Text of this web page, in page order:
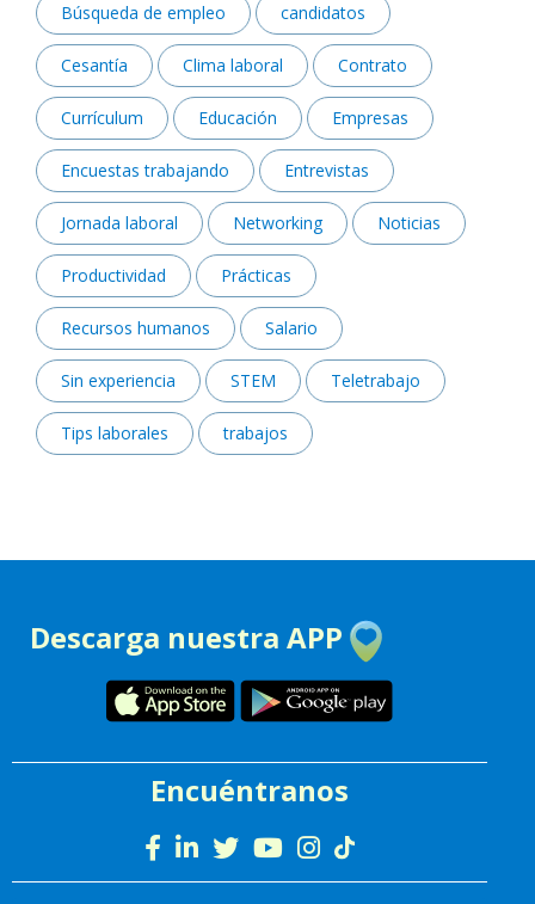
Búsqueda de empleo candidatos
Cesantía Clima laboral Contrato
Currículum Educación Empresas
Encuestas trabajando Entrevistas
Jornada laboral Networking Noticias
Productividad Prácticas
Recursos humanos Salario
Sin experiencia STEM Teletrabajo
Tips laborales trabajos
Descarga nuestra APP
Encuéntranos